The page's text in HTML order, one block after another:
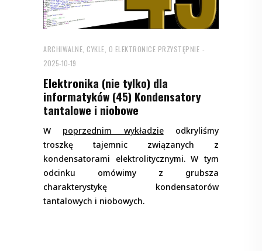
ARCHIWALNE CYKLE O ELEKTRONICE PRZYSTĘPNIE
2025-10-19
Elektronika (nie tylko) dla
informatyków (45) Kondensatory
tantalowe i niobowe
W poprzednim wykładzieodkryliśmy
troszkę tajemnic związanych z
kondensatorami elektrolitycznymi. W tym
odcinku omówimy z grubsza
charakterystykę kondensatorów
tantalowych i niobowych.